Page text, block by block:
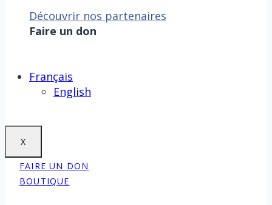
Découvrir nos partenaires
Faire un don
Français
English
X
FAIRE UN DON
BOUTIQUE